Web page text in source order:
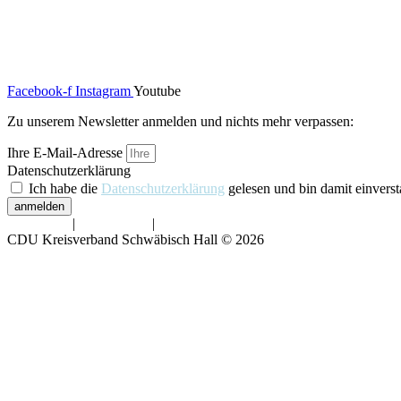
Facebook-f InstagramYoutube
Zu unserem Newsletter anmelden und nichts mehr verpassen:
Ihre E-Mail-Adresse
Datenschutzerklärung
Ich habe die Datenschutzerklärung gelesen und bin damit
anmelden
| |
CDU Kreisverband Schwäbisch Hall © 2026